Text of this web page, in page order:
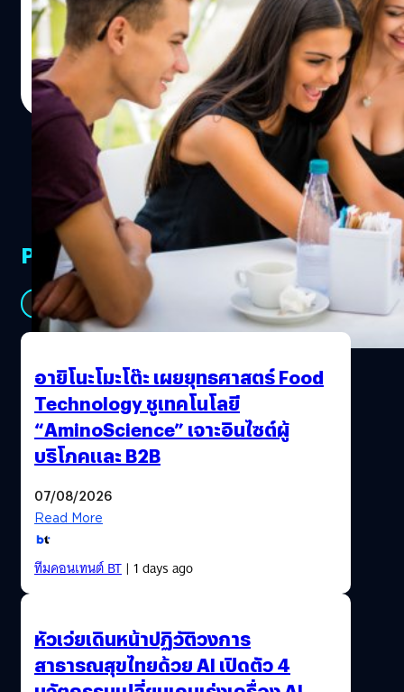
ผู้ปล่อยสินเชื่อออนไลน์รายเดียวในตลาด เพราะเทนเซนต์ โฮ
ลดิ้ง และ ผิงอัน อินชัวรันซ์…
กำลังกาย การท่องเที่ยว และเพื่อความบันเทิงส่วนตัวอีกด้วย
ซึ่งการใช้ชีวิตแบบนี้มักจะต้องมีตัวช่วยเพื่อให้สามารถทำ
กิจกรรมต่างๆ ได้ง่ายขึ้น และสะดวกขึ้น สิ่งเหล่านั้นเราเรียกกัน
รวมๆ ว่า Gadget นั่นเอง “หูฟัง” สิ่งที่ขาดไม่ได้ของคนเมือง
ส่วนใหญ่มักจะเสียเวลาในการเดินทางหลายชั่วโมงในแต่ละวัน
สิ่งหนึ่งที่พอจะช่วยให้เพลิดเพลินระหว่างเดินทางก็คงจะหนีไม่
พ้นการได้ฟังเพลงผ่านหูฟังเสียงดี และแน่นอนว่าจะต้องเป็นหู
ฟังไร้สายด้วย เนื่องจากหูฟังแบบมีสายอาจจะทำให้เกิดความ
ไม่สะดวกในการเดินทางในบริเวณที่มีคนหนาแน่น แน่นอนว่า
ความสะดวกสบายก็ต้องแลกด้วยค่าใช้จ่าย หูฟังไร้สายเสียง
ดีๆ ตอนนี้ก็ต้องควักกระเป๋าในราคาเกินครึ่งหมื่นขึ้นไปอย่างไม่
ต้องสงสัย “สมาร์ทโฟน” อวัยวะที่ 33 ของคนในยุคนี้ ไม่ว่าจะ
มองไปทางไหนก็จะเห็นคนพากันก้มหน้ามองดูแต่หน้าจอมือ
ถือของตัวเองกันทั้งนั้น ไม่ว่าจะขึ้นรถลงเรือไปเหนือล่องใต้ ก็
ไม่เห็นว่าจะมีใครยอมละสายตาจากหน้าจอเลย ทำให้ความ
ต้องการสเป็คของสมาร์ทโฟนสูงขึ้นเรื่อยๆ นอกจากหน้าจอ
ต้องใหญ่ความคมชัดต้องระดับ HD เชื่อมต่ออินเทอร์เน็ต
ความเร็วสูงได้แบบไม่มีสะดุด และแน่นอนว่ากล้องหน้าและ
กล้องหลังจะต้องเก็บภาพได้คมชัดในระดับรูขุมขน ที่กล่าวมา
ทั้งหมดนี้ตัวท็อปก็ซัดเข้าไปมากกว่าสองหมื่นบาท “สมาร์ทวอ
ทช์” ของจำเป็นสำหรับวันหยุด โดยเฉพาะคนรุ่นใหม่ที่รัก
สุขภาพอย่างจริงจัง เพราะ Gadget ตัวนี้จะบอกรายละเอียดใน
ทุกกิจกรรมในการออกกำลังกายของคุณ ไม่ว่าจะเป็นจำนวน
ก้าวที่ออกเดิน ระยะทางที่ออกวิ่ง เรื่อยไปจนถึงการเช็ค
ตำแหน่งที่คุณเคลื่อนที่ด้วยระบบ GPS นอกจากนั้นยังคอย
เตือนสำหรับสายโหดที่มักจะออกกำลังกายหนักหน่วงชนิดที่
ไม่เกรงใจหัวใจตัวเองเลย ใช่แล้วอุปกรณ์ตัวนี้สามารถวัด
อัตราการเต้นของหัวใจ และจะค่อยเตือนเมื่อคุณหักโหมเกิน
ไป สนนราคาสมาร์ทวอทซ์ที่มาพร้อมคุณสมบัติเหล่านี้ อยู่ใน
ช่วงหมื่นอัพแน่นอน “กล้องมิลเลอร์เลส” อย่างที่ทราบกันดีว่า
กล้องตัวเล็กพกพาสะดวกแบบนี้ คุณภาพของภาพถ่ายที่ได้นั้น
Totsapon Kritsadangphorn| 2945 days ago
Read More
PR Partners
See All
อายิโนะโมะโต๊ะ เผยยุทธศาสตร์ Food
Technology ชูเทคโนโลยี
“AminoScience” เจาะอินไซต์ผู้
บริโภคและ B2B
07/08/2026
Read More
ทีมคอนเทนต์ BT| 1 days ago
หัวเว่ยเดินหน้าปฏิวัติวงการ
สาธารณสุขไทยด้วย AI เปิดตัว 4